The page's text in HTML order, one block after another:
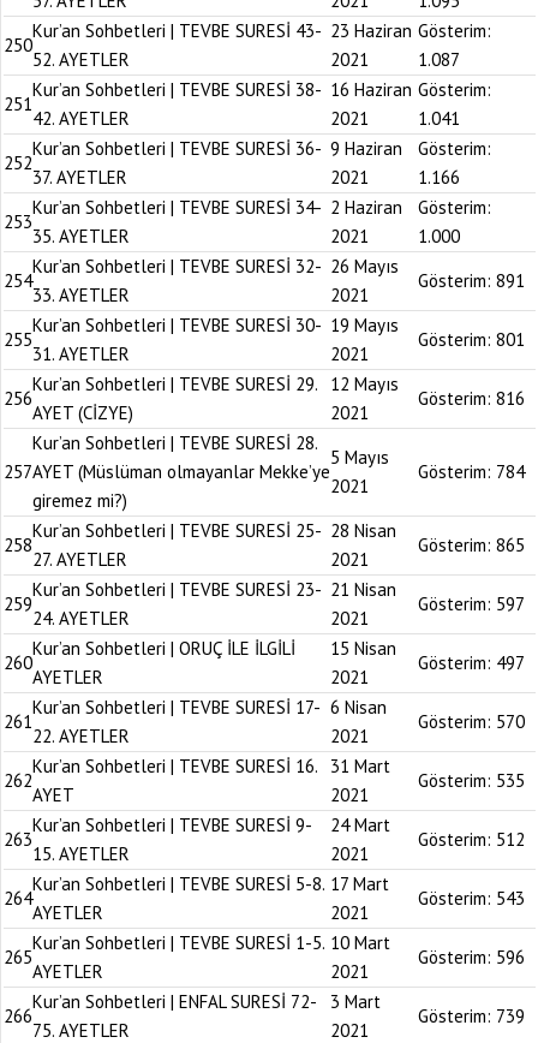
250
Kur’an Sohbetleri | TEVBE SURESİ 43-
52. AYETLER
23 Haziran
2021
Gösterim:
1.087
251
Kur’an Sohbetleri | TEVBE SURESİ 38-
42. AYETLER
16 Haziran
2021
Gösterim:
1.041
252
Kur’an Sohbetleri | TEVBE SURESİ 36-
37. AYETLER
9 Haziran
2021
Gösterim:
1.166
253
Kur’an Sohbetleri | TEVBE SURESİ 34-
35. AYETLER
2 Haziran
2021
Gösterim:
1.000
254
Kur’an Sohbetleri | TEVBE SURESİ 32-
33. AYETLER
26 Mayıs
2021
Gösterim: 891
255
Kur’an Sohbetleri | TEVBE SURESİ 30-
31. AYETLER
19 Mayıs
2021
Gösterim: 801
256
Kur’an Sohbetleri | TEVBE SURESİ 29.
AYET (CİZYE)
12 Mayıs
2021
Gösterim: 816
257
Kur’an Sohbetleri | TEVBE SURESİ 28.
AYET (Müslüman olmayanlar Mekke’ye
giremez mi?)
5 Mayıs
2021
Gösterim: 784
258
Kur’an Sohbetleri | TEVBE SURESİ 25-
27. AYETLER
28 Nisan
2021
Gösterim: 865
259
Kur’an Sohbetleri | TEVBE SURESİ 23-
24. AYETLER
21 Nisan
2021
Gösterim: 597
260
Kur’an Sohbetleri | ORUÇ İLE İLGİLİ
AYETLER
15 Nisan
2021
Gösterim: 497
261
Kur’an Sohbetleri | TEVBE SURESİ 17-
22. AYETLER
6 Nisan
2021
Gösterim: 570
262
Kur’an Sohbetleri | TEVBE SURESİ 16.
AYET
31 Mart
2021
Gösterim: 535
263
Kur’an Sohbetleri | TEVBE SURESİ 9-
15. AYETLER
24 Mart
2021
Gösterim: 512
264
Kur’an Sohbetleri | TEVBE SURESİ 5-8.
AYETLER
17 Mart
2021
Gösterim: 543
265
Kur’an Sohbetleri | TEVBE SURESİ 1-5.
AYETLER
10 Mart
2021
Gösterim: 596
266
Kur’an Sohbetleri | ENFAL SURESİ 72-
75. AYETLER
3 Mart
2021
Gösterim: 739